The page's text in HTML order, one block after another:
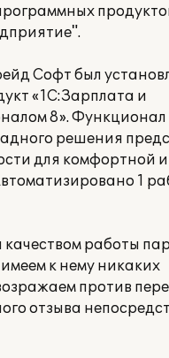
Софт был
«1С:Зарплата и
8». Функционал
решения
для комфортной и
1
работы
к нему никаких
против
отзыва